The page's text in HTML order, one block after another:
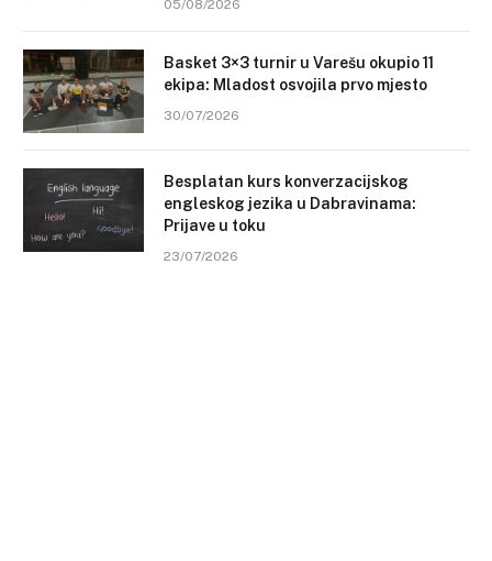
05/08/2026
Basket 3×3 turnir u Varešu okupio 11
ekipa: Mladost osvojila prvo mjesto
30/07/2026
Besplatan kurs konverzacijskog
engleskog jezika u Dabravinama:
Prijave u toku
23/07/2026